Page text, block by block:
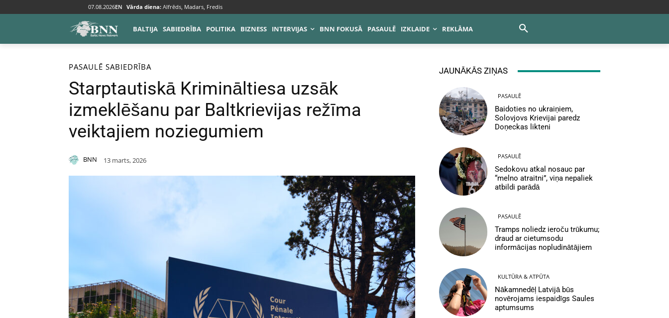
07.08.2026EN Vārda diena: Alfrēds, Madars, Fredis
BALTIJA SABIEDRĪBA POLITIKA BIZNESS INTERVIJAS BNN FOKUSĀ PASAULĒ IZKLAIDE REKLĀMA
Sākums Pasaulē
PASAULĒ SABIEDRĪBA
Starptautiskā Krimināltiesa uzsāk
izmeklēšanu par Baltkrievijas režīma
veiktajiem noziegumiem
BNN 13 marts, 2026
JAUNĀKĀS ZIŅAS
PASAULĒ
Baidoties no ukraiņiem,
Solovjovs Krievijai paredz
Doņeckas likteni
PASAULĒ
Sedokovu atkal nosauc par
“melno atraitni”, viņa nepaliek
atbildi parādā
PASAULĒ
Tramps noliedz ieroču trūkumu;
draud ar cietumsodu
informācijas nopludinātājiem
KULTŪRA & ATPŪTA
Nākamnedēļ Latvijā būs
novērojams iespaidīgs Saules
aptumsums